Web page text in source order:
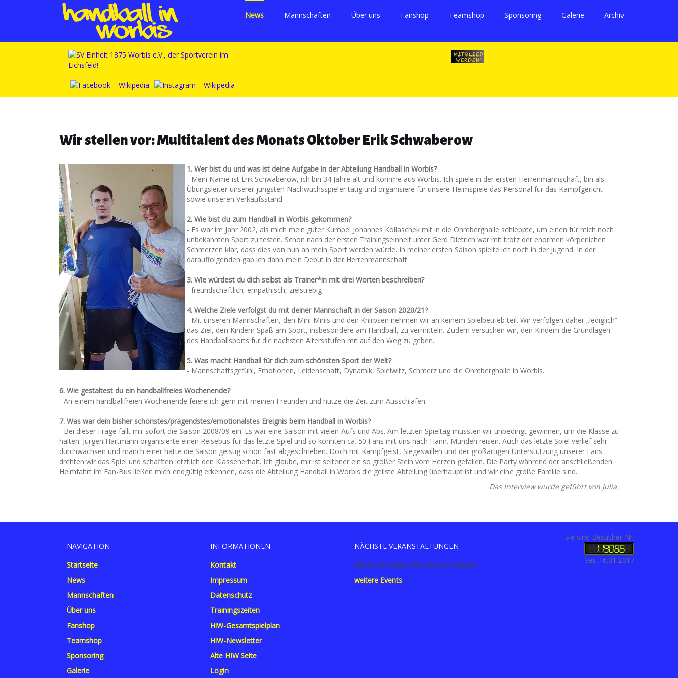
News Mannschaften Über uns Fanshop Teamshop Sponsoring Galerie Archiv
Wir stellen vor: Multitalent des Monats Oktober Erik Schwaberow
1. Wer bist du und was ist deine Aufgabe in der Abteilung Handball in Worbis?
- Mein Name ist Erik Schwaberow, ich bin 34 Jahre alt und komme aus Worbis. Ich spiele in der ersten Herrenmannschaft, bin als
Übungsleiter unserer jüngsten Nachwuchsspieler tätig und organisiere für unsere Heimspiele das Personal für das Kampfgericht
sowie unseren Verkaufsstand
2. Wie bist du zum Handball in Worbis gekommen?
- Es war im Jahr 2002, als mich mein guter Kumpel Johannes Kollaschek mit in die Ohmberghalle schleppte, um einen für mich noch
unbekannten Sport zu testen. Schon nach der ersten Trainingseinheit unter Gerd Dietrich war mit trotz der enormen körperlichen
Schmerzen klar, dass dies von nun an mein Sport werden würde. In meiner ersten Saison spielte ich noch in der Jugend. In der
darauffolgenden gab ich dann mein Debut in der Herrenmannschaft.
3. Wie würdest du dich selbst als Trainer*in mit drei Worten beschreiben?
- freundschaftlich, empathisch, zielstrebig
4. Welche Ziele verfolgst du mit deiner Mannschaft in der Saison 2020/21?
- Mit unseren Mannschaften, den Mini-Minis und den Knirpsen nehmen wir an keinem Spielbetrieb teil. Wir verfolgen daher „lediglich“
das Ziel, den Kindern Spaß am Sport, insbesondere am Handball, zu vermitteln. Zudem versuchen wir, den Kindern die Grundlagen
des Handballsports für die nächsten Altersstufen mit auf den Weg zu geben.
5. Was macht Handball für dich zum schönsten Sport der Welt?
- Mannschaftsgefühl, Emotionen, Leidenschaft, Dynamik, Spielwitz, Schmerz und die Ohmberghalle in Worbis.
6. Wie gestaltest du ein handballfreies Wochenende?
- An einem handballfreien Wochenende feiere ich gern mit meinen Freunden und nutze die Zeit zum Ausschlafen.
7. Was war dein bisher schönstes/prägendstes/emotionalstes Ereignis beim Handball in Worbis?
- Bei dieser Frage fällt mir sofort die Saison 2008/09 ein. Es war eine Saison mit vielen Aufs und Abs. Am letzten Spieltag mussten wir unbedingt gewinnen, um die Klasse zu
halten. Jürgen Hartmann organisierte einen Reisebus für das letzte Spiel und so konnten ca. 50 Fans mit uns nach Hann. Münden reisen. Auch das letzte Spiel verlief sehr
durchwachsen und manch einer hatte die Saison geistig schon fast abgeschrieben. Doch mit Kampfgeist, Siegeswillen und der großartigen Unterstützung unserer Fans
drehten wir das Spiel und schafften letztlich den Klassenerhalt. Ich glaube, mir ist seltener ein so großer Stein vom Herzen gefallen. Die Party während der anschließenden
Heimfahrt im Fan-Bus ließen mich endgültig erkennen, dass die Abteilung Handball in Worbis die geilste Abteilung überhaupt ist und wir eine große Familie sind.
Das Interview wurde geführt von Julia.
NAVIGATION
Startseite
News
Mannschaften
Über uns
Fanshop
Teamshop
Sponsoring
Galerie
INFORMATIONEN
Kontakt
Impressum
Datenschutz
Trainingszeiten
HiW-Gesamtspielplan
HiW-Newsletter
Alte HIW Seite
Login
NÄCHSTE VERANSTALTUNGEN
Aktuell sind keine Termine vorhanden.
weitere Events
Sie sind Besucher Nr.
seit 16.01.2017